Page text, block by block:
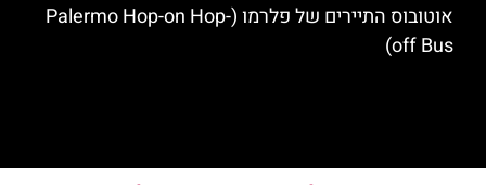
אוטובוס התיירים של פלרמו (Palermo Hop-on Hop-
off Bus)